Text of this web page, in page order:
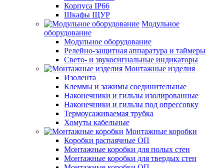
Корпуса IP66
Шкафы ЩУР
Модульное
оборудование
Модульное оборудование
Релейно-защитная аппаратура и таймеры
Свето- и звукосигнальные индикаторы
Монтажные изделия
Изолента
Клеммы и зажимы соединительные
Наконечники и гильзы изолированные
Наконечники и гильзы под опрессовку
Термоусаживаемая трубка
Хомуты кабельные
Монтажные коробки
Коробки распаячные ОП
Монтажные коробки для полых стен
Монтажные коробки для твердых стен